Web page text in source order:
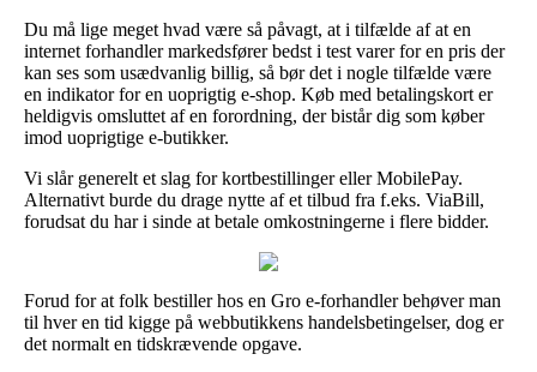
Du må lige meget hvad være så påvagt, at i tilfælde af at en
internet forhandler markedsfører bedst i test varer for en pris der
kan ses som usædvanlig billig, så bør det i nogle tilfælde være
en indikator for en uoprigtig e-shop. Køb med betalingskort er
heldigvis omsluttet af en forordning, der bistår dig som køber
imod uoprigtige e-butikker.
Vi slår generelt et slag for kortbestillinger eller MobilePay.
Alternativt burde du drage nytte af et tilbud fra f.eks. ViaBill,
forudsat du har i sinde at betale omkostningerne i flere bidder.
Forud for at folk bestiller hos en Gro e-forhandler behøver man
til hver en tid kigge på webbutikkens handelsbetingelser, dog er
det normalt en tidskrævende opgave.